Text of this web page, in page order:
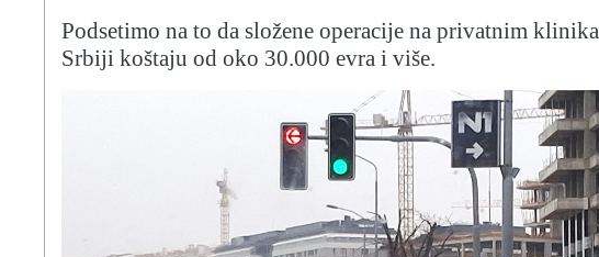
Podsetimo na to da složene operacije na privatnim
Srbiji koštaju od oko 30.000 evra i više.